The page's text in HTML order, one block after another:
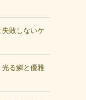
敗しないケ
る鱗と優雅